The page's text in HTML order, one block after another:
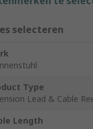
selecteren
Type
Lead & Cable
Length